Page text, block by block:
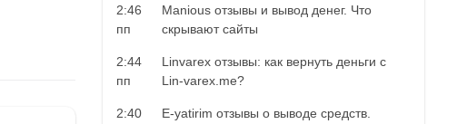
2:46
пп
Manious отзывы и вывод денег. Что
скрывают сайты
2:44
пп
Linvarex отзывы: как вернуть деньги с
Lin-varex.me?
2:40
E-yatirim отзывы о выводе средств.